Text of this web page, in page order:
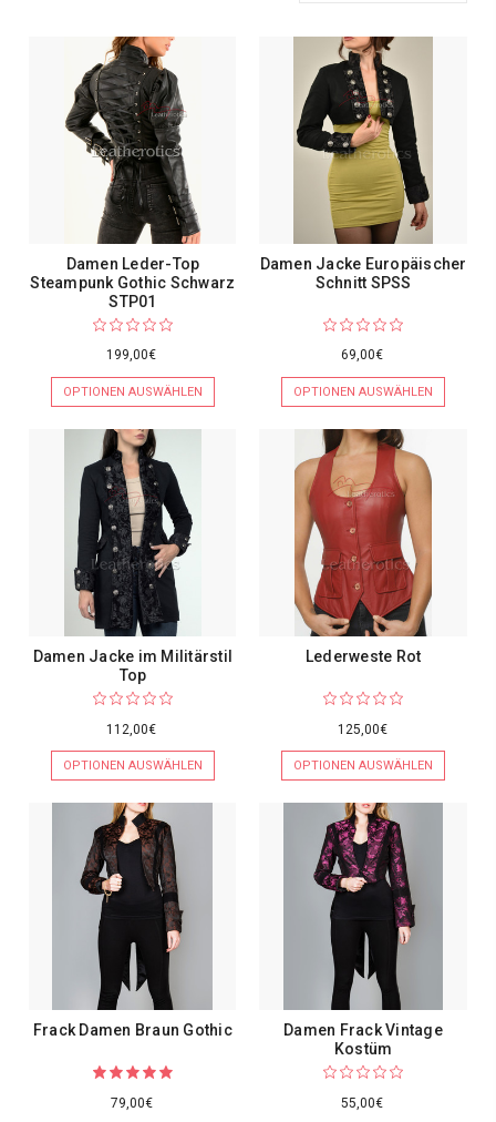
Damen Leder-Top
Steampunk Gothic Schwarz
STP01
199,00€
OPTIONEN AUSWÄHLEN
Damen Jacke Europäischer
Schnitt SPSS
69,00€
OPTIONEN AUSWÄHLEN
Damen Jacke im Militärstil
Top
112,00€
OPTIONEN AUSWÄHLEN
Lederweste Rot
125,00€
OPTIONEN AUSWÄHLEN
Frack Damen Braun Gothic
79,00€
Damen Frack Vintage
Kostüm
55,00€